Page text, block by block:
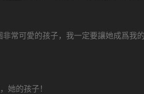
常可愛的孩子，我一定要讓她成爲我
她的孩子！